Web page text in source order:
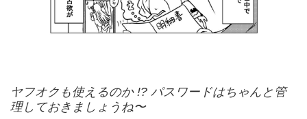
ヤフオクも使えるのか !? パスワードはちゃんと管
理しておきましょうね〜